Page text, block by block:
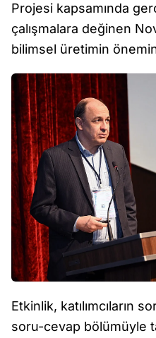
Projesi kapsamında
çalışmalara değinen
bilimsel üretimin
Etkinlik, katılımcıların
soru-cevap bölümüyle